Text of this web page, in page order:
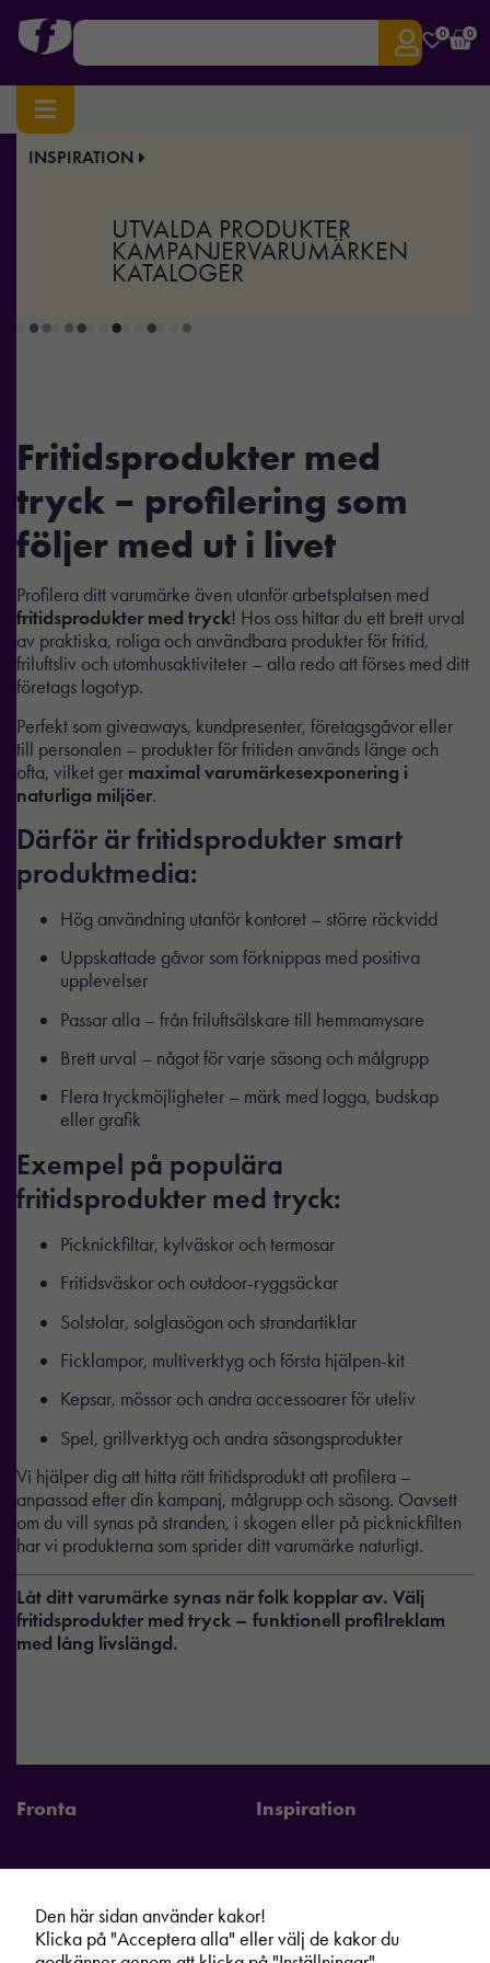
0 0
INSPIRATION
UTVALDA PRODUKTER
KAMPANJERVARUMÄRKEN
KATALOGER
Hem/ Fritid
Fritid
Fritidsprodukter med
tryck – profilering som
följer med ut i livet
Profilera ditt varumärke även utanför arbetsplatsen med
fritidsprodukter med tryck! Hos oss hittar du ett brett urval
av praktiska, roliga och användbara produkter för fritid,
friluftsliv och utomhusaktiviteter – alla redo att förses med ditt
företags logotyp.
Perfekt som giveaways, kundpresenter, företagsgåvor eller
till personalen – produkter för fritiden används länge och
ofta, vilket ger maximal varumärkesexponering i
naturliga miljöer.
Därför är fritidsprodukter smart
produktmedia:
Hög användning utanför kontoret – större räckvidd
Uppskattade gåvor som förknippas med positiva
upplevelser
Passar alla – från friluftsälskare till hemmamysare
Brett urval – något för varje säsong och målgrupp
Flera tryckmöjligheter – märk med logga, budskap
eller grafik
Exempel på populära
fritidsprodukter med tryck:
Picknickfiltar, kylväskor och termosar
Fritidsväskor och outdoor-ryggsäckar
Solstolar, solglasögon och strandartiklar
Ficklampor, multiverktyg och första hjälpen-kit
Kepsar, mössor och andra accessoarer för uteliv
Spel, grillverktyg och andra säsongsprodukter
Vi hjälper dig att hitta rätt fritidsprodukt att profilera –
anpassad efter din kampanj, målgrupp och säsong. Oavsett
om du vill synas på stranden, i skogen eller på picknickfilten
har vi produkterna som sprider ditt varumärke naturligt.
Låt ditt varumärke synas när folk kopplar av. Välj
fritidsprodukter med tryck – funktionell profilreklam
med lång livslängd.
Fronta Inspiration
Fronta Sverige AB Information
Den här sidan använder kakor!
Klicka på "Acceptera alla" eller välj de kakor du
Nödvändiga
går inte att
behövs för att
taget ska